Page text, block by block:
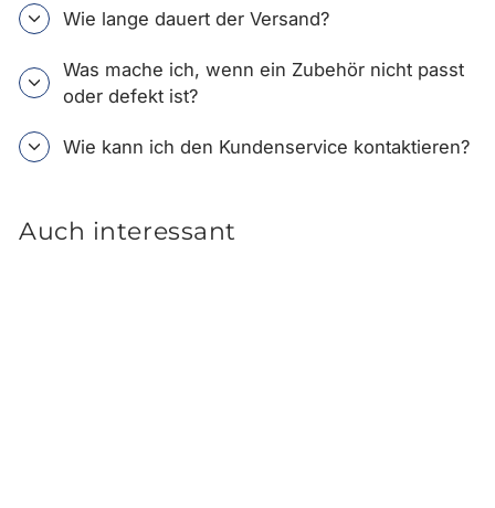
Wie lange dauert der Versand?
Was mache ich, wenn ein Zubehör nicht passt
oder defekt ist?
Wie kann ich den Kundenservice kontaktieren?
Auch interessant